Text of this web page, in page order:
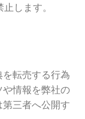
します。
転売する行為
情報を弊社の
三者へ公開す